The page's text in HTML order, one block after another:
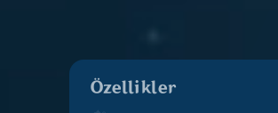
Özellikler